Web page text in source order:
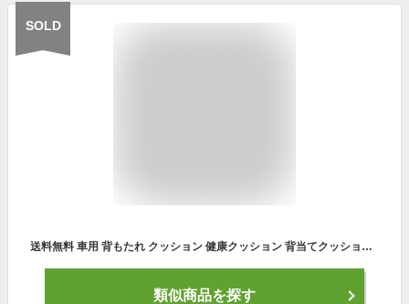
SOLD
送料無料 車用 背もたれ クッション 健康クッション 背当てクッション 腰痛対策クッション 背中 通気性 長時間 姿勢矯正 猫背矯正 疲れない 運転 デスクワーク オフィス チェア 椅子 クッション
類似商品を探す